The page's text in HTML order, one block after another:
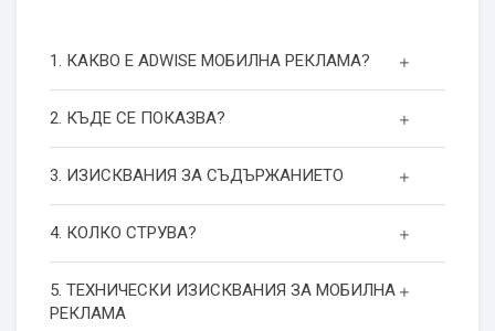
1. КАКВО Е ADWISE МОБИЛНА РЕКЛАМА?
2. КЪДЕ СЕ ПОКАЗВА?
3. ИЗИСКВАНИЯ ЗА СЪДЪРЖАНИЕТО
4. КОЛКО СТРУВА?
5. ТЕХНИЧЕСКИ ИЗИСКВАНИЯ ЗА МОБИЛНА
РЕКЛАМА